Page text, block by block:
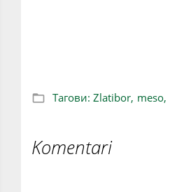
Тагови: Zlatibor, meso,
Komentari